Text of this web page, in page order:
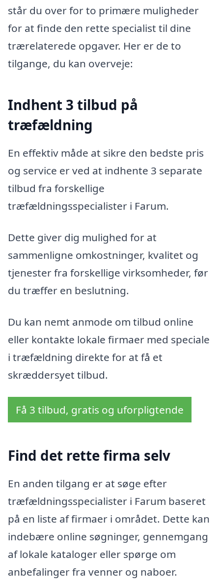
står du over for to primære muligheder
for at finde den rette specialist til dine
trærelaterede opgaver. Her er de to
tilgange, du kan overveje:
Indhent 3 tilbud på
træfældning
En effektiv måde at sikre den bedste pris
og service er ved at indhente 3 separate
tilbud fra forskellige
træfældningsspecialister i Farum.
Dette giver dig mulighed for at
sammenligne omkostninger, kvalitet og
tjenester fra forskellige virksomheder, før
du træffer en beslutning.
Du kan nemt anmode om tilbud online
eller kontakte lokale firmaer med speciale
i træfældning direkte for at få et
skræddersyet tilbud.
Få 3 tilbud, gratis og uforpligtende
Find det rette firma selv
En anden tilgang er at søge efter
træfældningsspecialister i Farum baseret
på en liste af firmaer i området. Dette kan
indebære online søgninger, gennemgang
af lokale kataloger eller spørge om
anbefalinger fra venner og naboer.